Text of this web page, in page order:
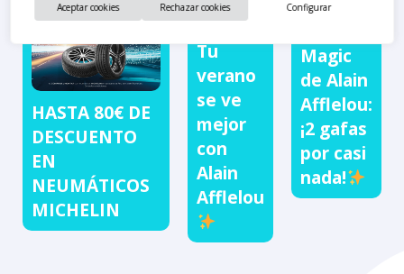
Configurar
Rechazar cookies
Aceptar cookies
HASTA 80€ DE
DESCUENTO
EN
NEUMÁTICOS
MICHELIN
Tu
verano
se ve
mejor
con
Alain
Afflelou
Magic
de Alain
Afflelou:
¡2 gafas
por casi
nada!